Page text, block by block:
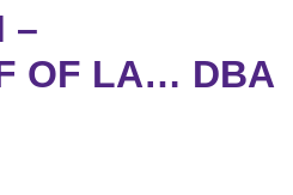
–
OF LA… DBA